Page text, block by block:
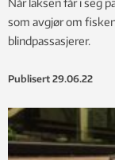
Når laksen får i seg
som avgjør om
blindpassasjerer.
Publisert 29.06.22